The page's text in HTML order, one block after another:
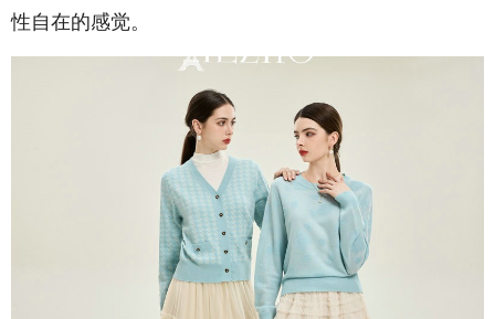
性自在的感觉。